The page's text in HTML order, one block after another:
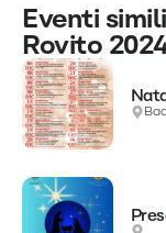
Eventi
Rovito